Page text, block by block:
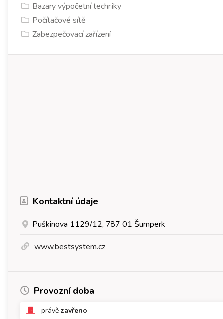
Bazary výpočetní techniky
Počítačové sítě
Zabezpečovací zařízení
Kontaktní údaje
Puškinova 1129/12, 787 01 Šumperk
www.bestsystem.cz
Provozní doba
právě zavřeno